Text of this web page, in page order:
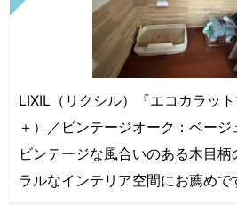
LIXIL（リクシル）『エコカラッ
＋）／ビンテージオーク：ベージ
ビンテージな風合いのある木目
ラルなインテリア空間にお薦めで